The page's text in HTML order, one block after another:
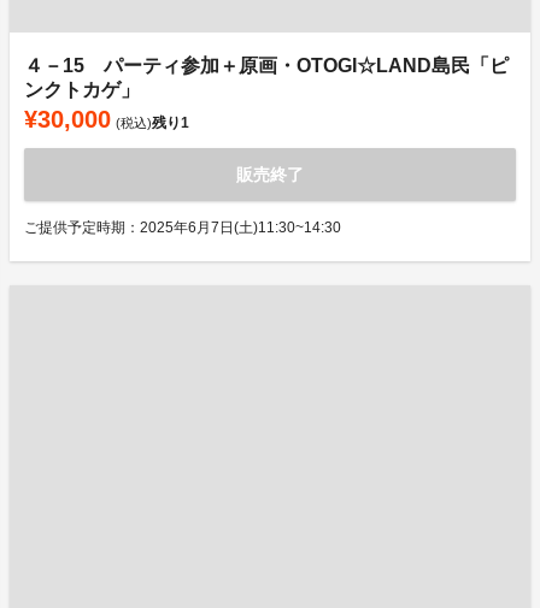
４－15 パーティ参加＋原画・OTOGI☆LAND島民「ピ
ンクトカゲ」
¥30,000 (税込)残り1
販売終了
ご提供予定時期：2025年6月7日(土)11:30~14:30